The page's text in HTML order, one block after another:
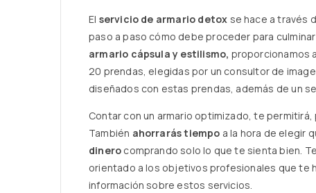
El servicio de armario detox se hace a través
paso a paso cómo debe proceder para
armario cápsula y estilismo, proporcionamos
20 prendas, elegidas por un consultor de
diseñados con estas prendas, además de un
Contar con un armario optimizado, te permitirá,
También ahorrarás tiempo a la hora de elegir
dinero comprando solo lo que te sienta bien.
orientado a los objetivos profesionales que te
información sobre estos servicios.